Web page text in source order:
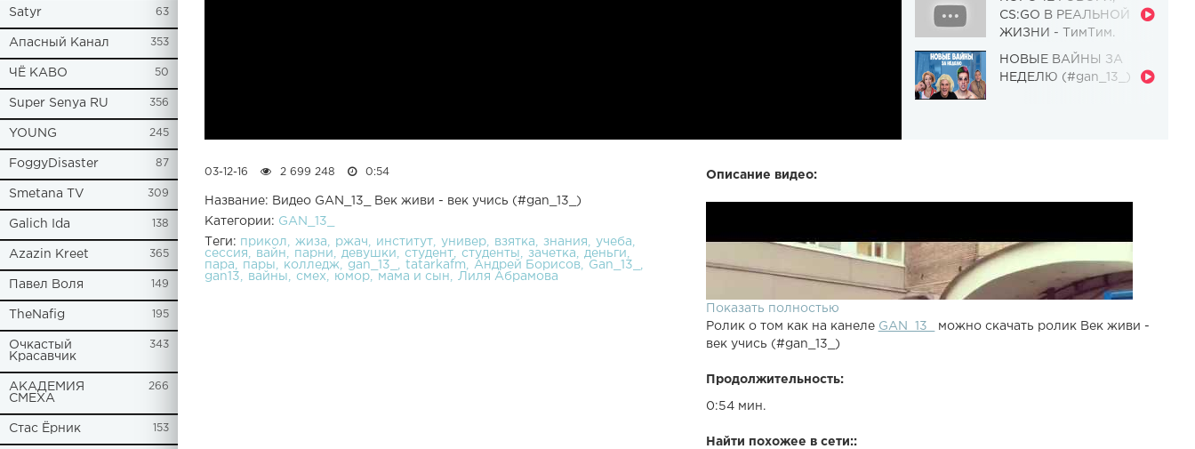
Satyr 63
Апасный Канал 353
ЧЁ КАВО 50
Super Senya RU 356
YOUNG 245
FoggyDisaster 87
Smetana TV 309
Galich Ida 138
Azazin Kreet 365
Павел Воля 149
TheNafig 195
Очкастый
Красавчик
343
АКАДЕМИЯ
СМЕХА
266
Стас Ёрник 153
CS:GO В РЕАЛЬНОЙ
ЖИЗНИ - ТимТим.
НОВЫЕ ВАЙНЫ ЗА
НЕДЕЛЮ (#gan_13_)
Описание видео:
Показать полностью
Ролик о том как на канеле GAN_13_
можно скачать ролик Век живи -
век учись (#gan_13_)
Продолжительность:
0:54 мин.
Найти похожее в сети::
03-12-16 2 699 248 0:54
Название: Видео GAN_13_ Век живи - век учись (#gan_13_)
Категории: GAN_13_
Теги: прикол жиза ржач институт универ взятка знания
учеба
сессия
вайн парни девушки студент студенты зачетка
деньги
пара
пары колледж gan_13_ tatarkafm Андрей Борисов
Gan_13_
gan13
вайны смех юмор мама и сын Лиля Абрамова